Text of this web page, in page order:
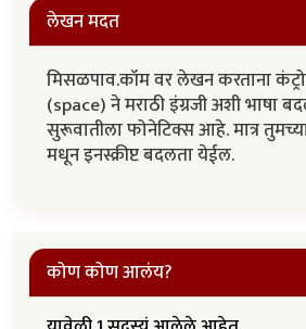
लेखन मदत
मिसळपाव.कॉम वर लेखन करताना
(space) ने मराठी इंग्रजी अशी भाषा
सुरूवातीला फोनेटिक्स आहे. मात्र
मधून इनस्क्रीप्ट बदलता येईल.
कोण कोण आलंय?